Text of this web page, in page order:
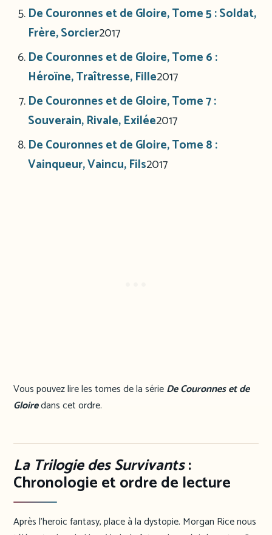
De Couronnes et de Gloire, Tome 5 : Soldat,
Frère, Sorcier2017
De Couronnes et de Gloire, Tome 6 :
Héroïne, Traîtresse, Fille2017
De Couronnes et de Gloire, Tome 7 :
Souverain, Rivale, Exilée2017
De Couronnes et de Gloire, Tome 8 :
Vainqueur, Vaincu, Fils2017
Vous pouvez lire les tomes de la sérieDe Couronnes et de
Gloiredans cet ordre.
La Trilogie des Survivants:
Chronologie et ordre de lecture
Après l’heroic fantasy, place à la dystopie. Morgan Rice nous